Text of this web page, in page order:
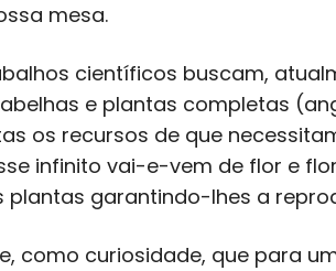
mesa.
científicos buscam,
e plantas completas
os recursos de que
infinito vai-e-vem de flor e
plantas garantindo-lhes a
como curiosidade, que para